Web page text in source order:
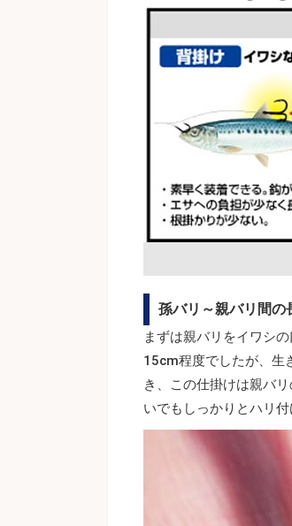
孫バリ～親バリ間の
まずは親バリをイワシ
15cm程度でしたが、生
き、この仕掛けは親バ
いでもしっかりとハリ付